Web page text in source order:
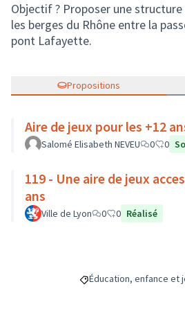
Objectif ? Proposer une
les berges du Rhône entre la
pont Lafayette.
Propositions
Aire de jeux pour les +12
Salomé Elisabeth NEVEU 0 0
119 - Une aire de jeux
ans
Ville de Lyon 0 0 Réalisé
Filtrer les résultats de
Éducation, enfance et